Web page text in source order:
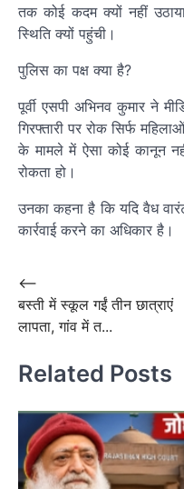
तक कोई कदम क्यों नहीं
स्थिति क्यों पहुंची।
पुलिस का पक्ष क्या है?
पूर्वी एसपी अभिनव कुमार ने
गिरफ्तारी पर रोक सिर्फ
के मामले में ऐसा कोई कानून
रोकता हो।
उनका कहना है कि यदि वैध
कार्रवाई करने का अधिकार है।
Post
navigation
⟵
बस्ती में स्कूल गईं तीन छात्राएं
लापता, गांव में त...
Related Posts